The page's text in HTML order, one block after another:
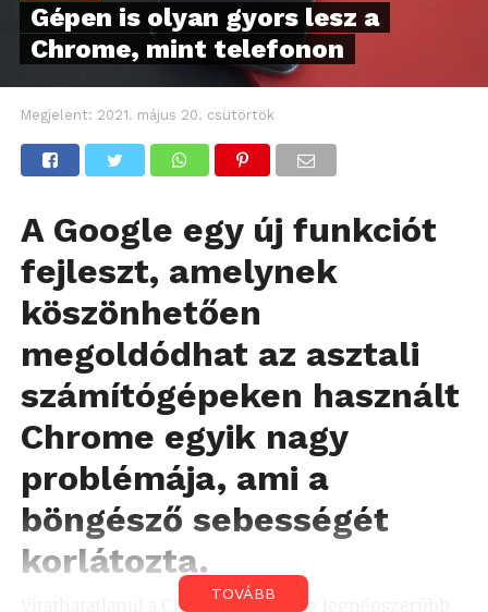
Gépen is olyan gyors lesz a
Chrome, mint telefonon
Megjelent: 2021. május 20. csütörtök
A Google egy új funkciót
fejleszt, amelynek
köszönhetően
megoldódhat az asztali
számítógépeken használt
Chrome egyik nagy
problémája, ami a
böngésző sebességét
korlátozta.
Vitathatatlanul a Chrome ma a világ legnépszerűbb
TOVÁBB